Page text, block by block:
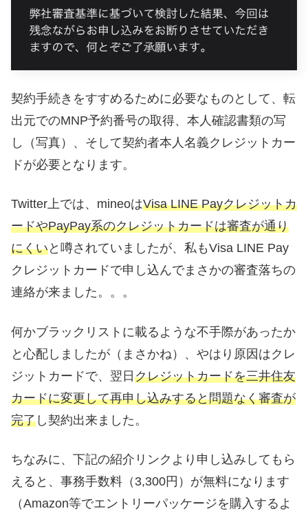
契約手続きをすすめるために必要なものとして、転
出元でのMNP予約番号の取得、本人確認書類の写
し（写真）、そして契約者本人名義クレジットカー
ドが必要となります。
Twitter上では、mineoはVisa LINE Payクレジットカ
ードやPayPay系のクレジットカードは審査が通り
にくいと噂されていましたが、私もVisa LINE Pay
クレジットカードで申し込んでまさかの審査落ちの
連絡が来ました。。。
何かブラックリストに載るような不手際があったか
と心配しましたが（まさかね）、やはり原因はクレ
ジットカードで、翌日クレジットカードを三井住友
カードに変更して再申し込みすると問題なく審査が
完了 し契約出来ました。
ちなみに、下記の紹介リンクより申し込みしてもら
えると、事務手数料（3,300円）が無料になります
（Amazon等でエントリーパッケージを購入するよ